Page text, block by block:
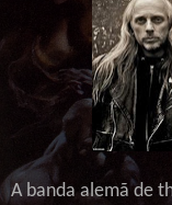
A banda alemã de